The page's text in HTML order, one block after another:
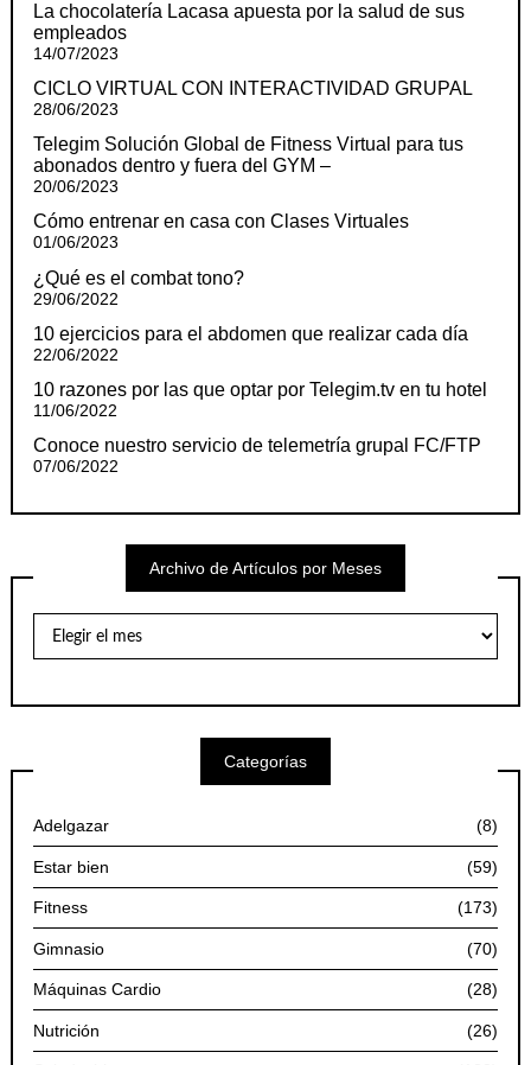
La chocolatería Lacasa apuesta por la salud de sus
empleados
14/07/2023
CICLO VIRTUAL CON INTERACTIVIDAD GRUPAL
28/06/2023
Telegim Solución Global de Fitness Virtual para tus
abonados dentro y fuera del GYM –
20/06/2023
Cómo entrenar en casa con Clases Virtuales
01/06/2023
¿Qué es el combat tono?
29/06/2022
10 ejercicios para el abdomen que realizar cada día
22/06/2022
10 razones por las que optar por Telegim.tv en tu hotel
11/06/2022
Conoce nuestro servicio de telemetría grupal FC/FTP
07/06/2022
Archivo de Artículos por Meses
Artículos
Categorías
Adelgazar (8)
Estar bien (59)
Fitness (173)
Gimnasio (70)
Máquinas Cardio (28)
Nutrición (26)